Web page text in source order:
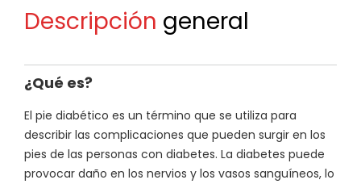
Descripción general
¿Qué es?
El pie diabético es un término que se utiliza para
describir las complicaciones que pueden surgir en los
pies de las personas con diabetes. La diabetes puede
provocar daño en los nervios y los vasos sanguíneos, lo